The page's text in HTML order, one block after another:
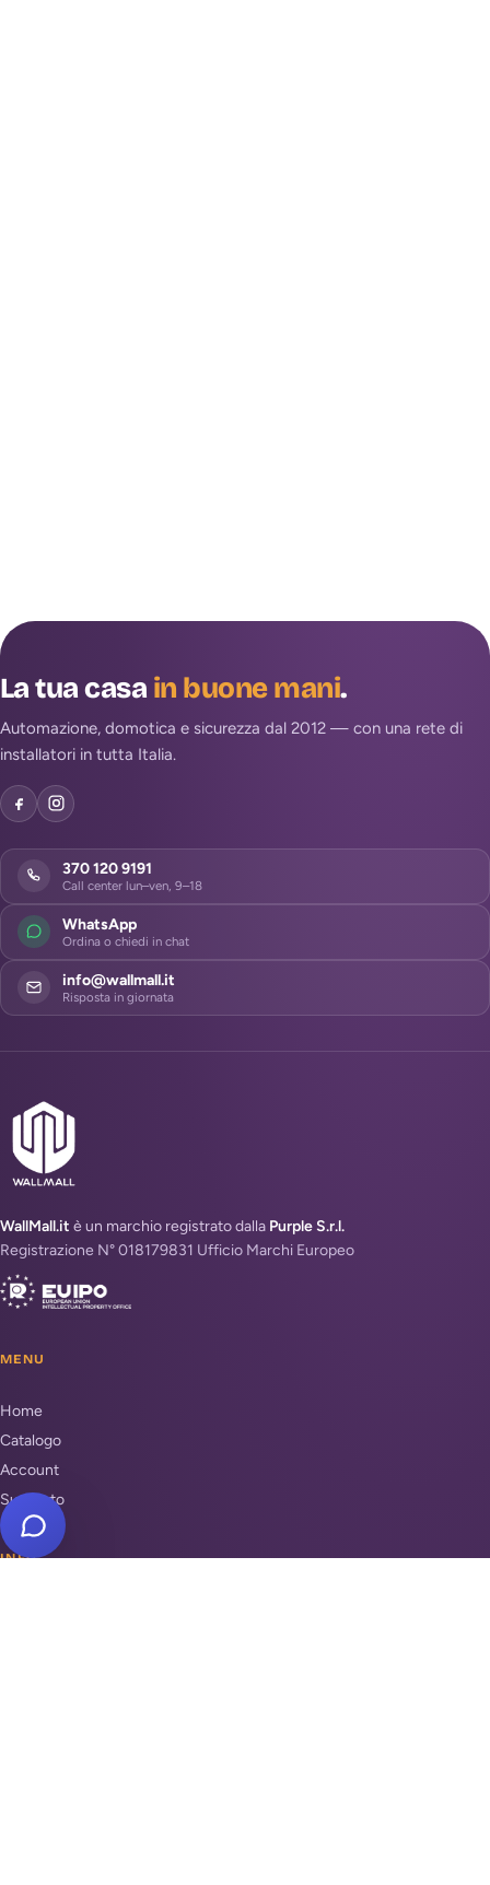
La tua casain buone mani.
Automazione, domotica e sicurezza dal 2012 — con una rete di
installatori in tutta Italia.
370 120 9191
Call center lun–ven, 9–18
WhatsApp
Ordina o chiedi in chat
info@wallmall.it
Risposta in giornata
WallMall.it è un marchio registrato dalla Purple S.r.l.
Registrazione N° 018179831 Ufficio Marchi Europeo
MENU
Home
Catalogo
Account
Supporto
INFO